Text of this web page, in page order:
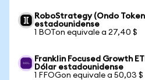
RoboStrategy (Ondo
estadounidense
1 BOTon equivale a 27,40 $
Franklin Focused Growth
Dólar estadounidense
1 FFOGon equivale a 50,03 $